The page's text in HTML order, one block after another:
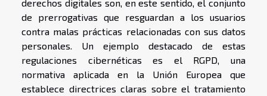
derechos digitales son, en este sentido, el conjunto
de prerrogativas que resguardan a los usuarios
contra malas prácticas relacionadas con sus datos
personales. Un ejemplo destacado de estas
regulaciones cibernéticas es el RGPD, una
normativa aplicada en la Unión Europea que
establece directrices claras sobre el tratamiento